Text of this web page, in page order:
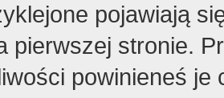
pojawiają
pierwszej stronie.
powinieneś je